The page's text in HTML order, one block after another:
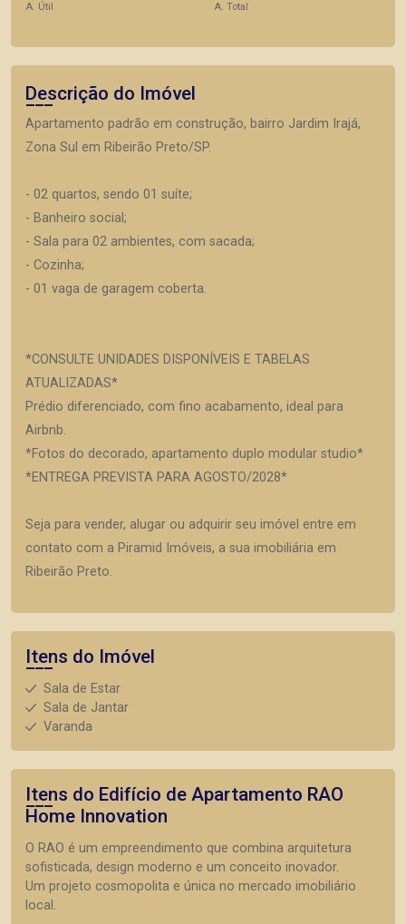
A. Útil A. Total
Descrição do Imóvel
Apartamento padrão em construção, bairro Jardim Irajá,
Zona Sul em Ribeirão Preto/SP.
- 02 quartos, sendo 01 suíte;
- Banheiro social;
- Sala para 02 ambientes, com sacada;
- Cozinha;
- 01 vaga de garagem coberta.
*CONSULTE UNIDADES DISPONÍVEIS E TABELAS
ATUALIZADAS*
Prédio diferenciado, com fino acabamento, ideal para
Airbnb.
*Fotos do decorado, apartamento duplo modular studio*
*ENTREGA PREVISTA PARA AGOSTO/2028*
Seja para vender, alugar ou adquirir seu imóvel entre em
contato com a Piramid Imóveis, a sua imobiliária em
Ribeirão Preto.
Itens do Imóvel
Sala de Estar
Sala de Jantar
Varanda
Itens do Edifício de Apartamento RAO
Home Innovation
O RAO é um empreendimento que combina arquitetura
sofisticada, design moderno e um conceito inovador.
Um projeto cosmopolita e única no mercado imobiliário
local.